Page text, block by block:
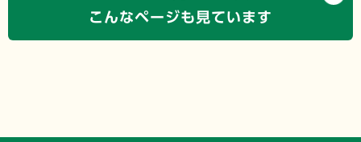
こんなページも見ています